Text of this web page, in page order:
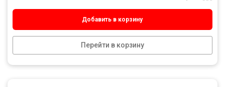
Добавить в корзину
Перейти в корзину